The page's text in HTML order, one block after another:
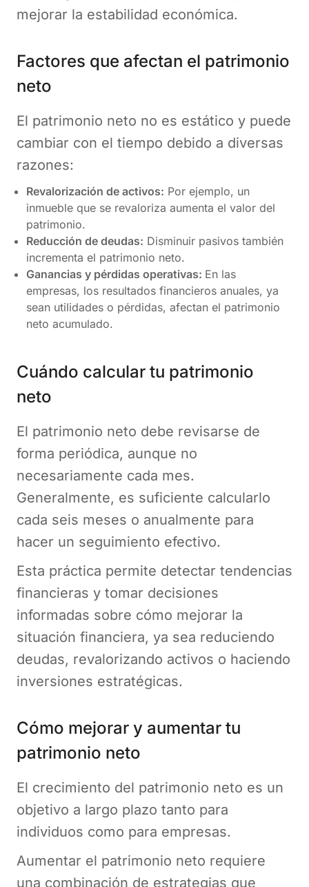
mejorar la estabilidad económica.
Factores que afectan el patrimonio
neto
El patrimonio neto no es estático y puede
cambiar con el tiempo debido a diversas
razones:
Revalorización de activos: Por ejemplo, un
inmueble que se revaloriza aumenta el valor del
patrimonio.
Reducción de deudas: Disminuir pasivos también
incrementa el patrimonio neto.
Ganancias y pérdidas operativas: En las
empresas, los resultados financieros anuales, ya
sean utilidades o pérdidas, afectan el patrimonio
neto acumulado​.
Cuándo calcular tu patrimonio
neto
El patrimonio neto debe revisarse de
forma periódica, aunque no
necesariamente cada mes.
Generalmente, es suficiente calcularlo
cada seis meses o anualmente para
hacer un seguimiento efectivo.
Esta práctica permite detectar tendencias
financieras y tomar decisiones
informadas sobre cómo mejorar la
situación financiera, ya sea reduciendo
deudas, revalorizando activos o haciendo
inversiones estratégicas.
Cómo mejorar y aumentar tu
patrimonio neto
El crecimiento del patrimonio neto es un
objetivo a largo plazo tanto para
individuos como para empresas.
Aumentar el patrimonio neto requiere
una combinación de estrategias que